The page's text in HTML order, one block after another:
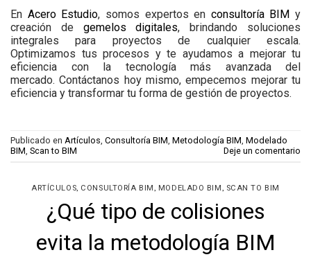
En Acero Estudio, somos expertos en consultoría BIM y
creación de gemelos digitales, brindando soluciones
integrales para proyectos de cualquier escala.
Optimizamos tus procesos y te ayudamos a mejorar tu
eficiencia con la tecnología más avanzada del
mercado.Contáctanos hoy mismo, empecemos mejorar tu
eficiencia y transformar tu forma de gestión de proyectos.
Publicado en Artículos Consultoría BIM Metodología BIM Modelado
BIM Scan to BIM Deje un comentario
ARTÍCULOS CONSULTORÍA BIM MODELADO BIM SCAN TO BIM
¿Qué tipo de colisiones
evita la metodología BIM